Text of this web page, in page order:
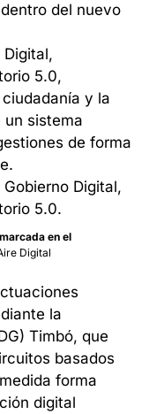
del nuevo
5.0,
y la
sistema
de forma
en el
Digital
la
Timbó, que
basados
forma
digital